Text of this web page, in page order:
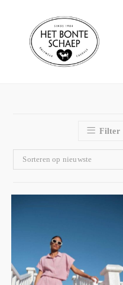
Filter
Sorteren op nieuwste